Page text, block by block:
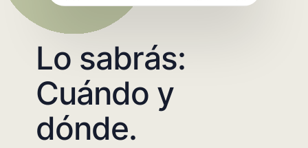
Lo sabrás:
Cuándo y
dónde.